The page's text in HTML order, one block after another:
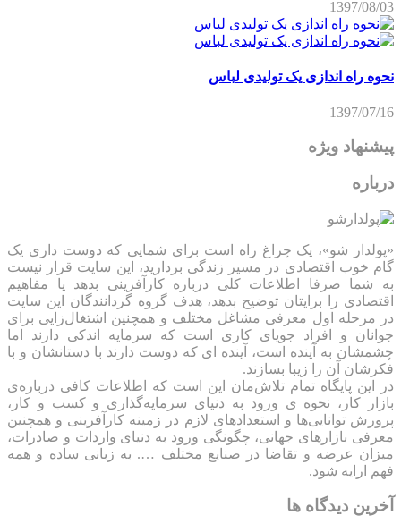
1397/08/03
نحوه راه اندازی یک تولیدی لباس
1397/07/16
پیشنهاد ویژه
درباره
«پولدار شو»، یک چراغ راه است برای شمایی که دوست داری یک
گام خوب اقتصادی در مسیر زندگی بردارید، این سایت قرار نیست
به شما صرفا اطلاعات کلی درباره کارآفرینی بدهد یا مفاهیم
اقتصادی را برایتان توضیح بدهد، هدف گروه گردانندگان این سایت
در مرحله اول معرفی مشاغل مختلف و همچنین اشتغال‌زایی برای
جوانان و افراد جویای کاری است که سرمایه اندکی دارند اما
چشمشان به آینده است، آینده ای که دوست دارند با دستانشان و با
فکرشان آن را زیبا بسازند.
در این پایگاه تمام تلاش‌مان این است که ‌اطلاعات کافی درباره‌ی
بازار کار، نحوه ی ورود به دنیای سرمایه‌گذاری و کسب و کار،
پرورش توانایی‌ها و استعدادهای لازم در زمینه کارآفرینی و همچنین
معرفی بازارهای جهانی، چگونگی ورود به دنیای واردات و صادرات،
میزان عرضه و تقاضا در صنایع مختلف …. به زبانی ساده و همه
فهم ارایه شود.
آخرین دیدگاه ها